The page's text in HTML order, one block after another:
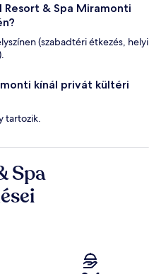
& Spa Miramonti
(szabadtéri étkezés, helyi
kínál privát kültéri
tartozik.
Spa